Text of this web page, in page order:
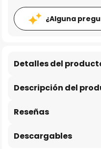
¿Alguna
Descripción del
Detalles del
Reseñas
Descargables